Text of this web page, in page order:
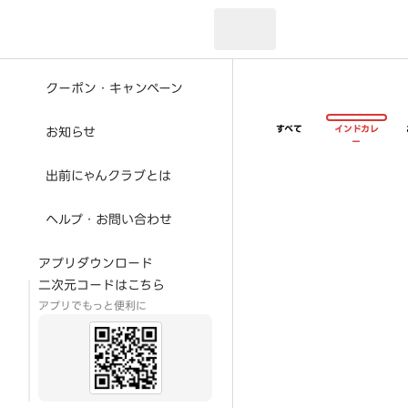
クーポン・キャンペーン
お知らせ
出前にゃんクラブとは
ヘルプ・お問い合わせ
アプリダウンロード
二次元コードはこちら
アプリでもっと便利に
すべて
インドカレ
ー